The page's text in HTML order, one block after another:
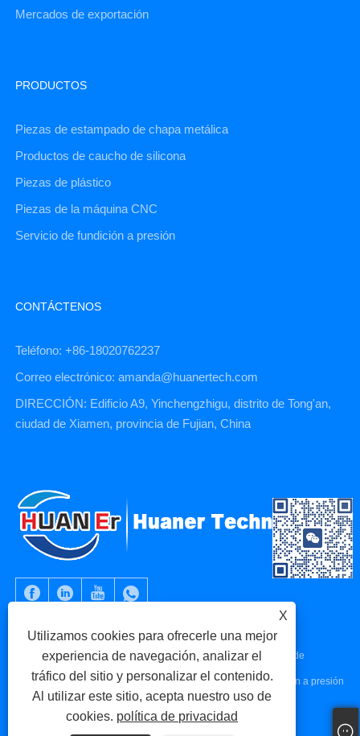
Mercados de exportación
PRODUCTOS
Piezas de estampado de chapa metálica
Productos de caucho de silicona
Piezas de plástico
Piezas de la máquina CNC
Servicio de fundición a presión
CONTÁCTENOS
Teléfono: +86-18020762237
Correo electrónico: amanda@huanertech.com
DIRECCIÓN: Edificio A9, Yinchengzhigu, distrito de Tong'an,
ciudad de Xiamen, provincia de Fujian, China
Copyright © 2023 Xiamen Huaner Technology Co., Ltd - Piezas de
máquinas CNC, piezas de mecanizado CNC, piezas de fundición a presión
X
Utilizamos cookies para ofrecerle una mejor
experiencia de navegación, analizar el
tráfico del sitio y personalizar el contenido.
Al utilizar este sitio, acepta nuestro uso de
cookies. política de privacidad